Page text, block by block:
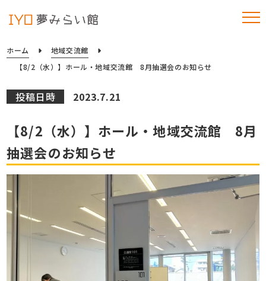
ホーム
地域交流館
【8/2（水）】ホール・地域交流館 8月抽選会のお知らせ
投稿日時 2023.7.21
【8/2（水）】ホール・地域交流館 8月
抽選会のお知らせ